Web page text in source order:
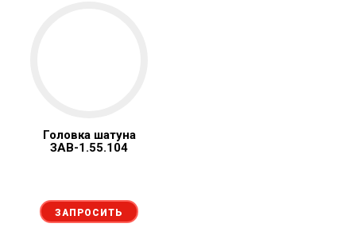
Головка шатуна
ЗАВ-1.55.104
ЗАПРОСИТЬ